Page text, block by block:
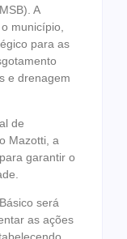
A
município,
para as
e drenagem
de
Mazotti, a
garantir o
será
as ações